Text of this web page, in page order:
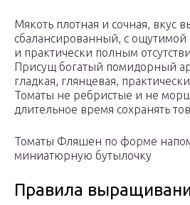
Мякоть плотная и сочная, вкус
сбалансированный, с ощутимой
и практически полным
Присущ богатый помидорный
гладкая, глянцевая,
Томаты не ребристые и не
длительное время сохранять
Томаты Фляшен по форме
миниатюрную бутылочку
Правила